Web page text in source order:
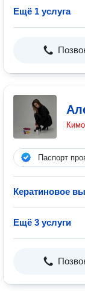
Ещё 1 услуга
Паспорт
Кератиновое
Ещё 3 услуги